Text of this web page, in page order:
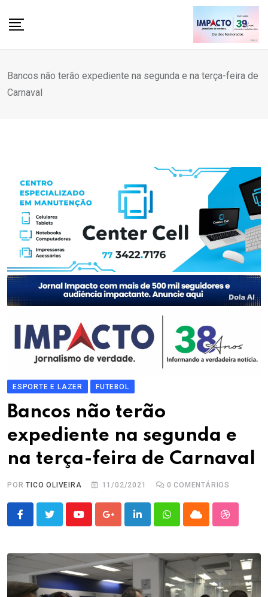
Bancos não terão expediente na segunda e na terça-feira de
Carnaval
ESPORTE E LAZER FUTEBOL
Bancos não terão
expediente na segunda e
na terça-feira de Carnaval
PORTICO OLIVEIRA 11/02/2021 0 COMENTÁRIOS
YoutubeGoogle+LinkedInWhatsappCloud